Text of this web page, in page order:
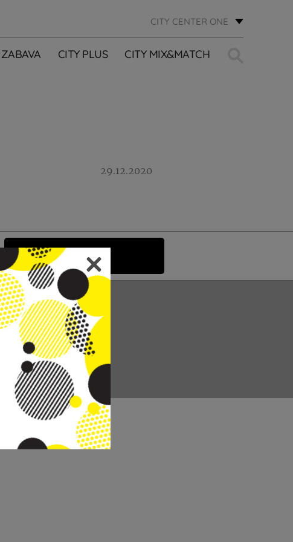
CITY CENTER ONE
ZABAVA CITY PLUS CITY MIX&MATCH
29.12.2020
PRIJAVI SE
CC REAL